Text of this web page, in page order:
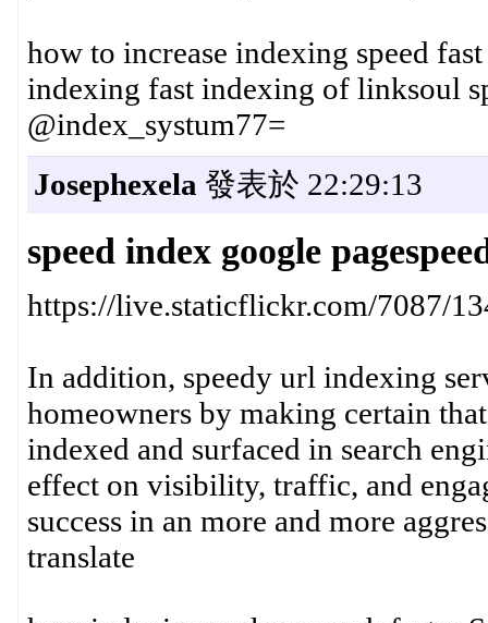
how to increase indexing speed
indexing fast indexing of linksoul
@index_systum77=
Josephexela 發表於 22:29:13
speed index google
https://live.staticflickr.com/7087/
In addition, speedy url indexing
homeowners by making certain
indexed and surfaced in search
effect on visibility, traffic, and
success in an more and more
translate